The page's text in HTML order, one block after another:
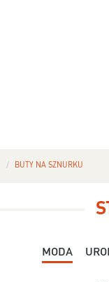
BUTY NA SZNURKU
MODA